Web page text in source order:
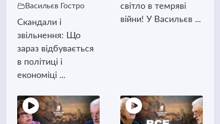
Васильєв Гостро
Скандали і
звільнення: Що
зараз відбувається
в політиці і
економіці ...
світло в темряві
війни! У Васильєв ...